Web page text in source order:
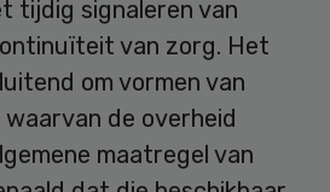
tijdig signaleren van
van zorg. Het
om vormen van
de overheid
maatregel van